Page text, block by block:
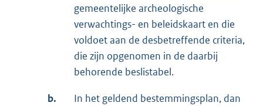
gemeentelijke archeologische
verwachtings- en beleidskaart en die
voldoet aan de desbetreffende criteria,
die zijn opgenomen in de daarbij
behorende beslistabel.
b.
In het geldend bestemmingsplan, dan